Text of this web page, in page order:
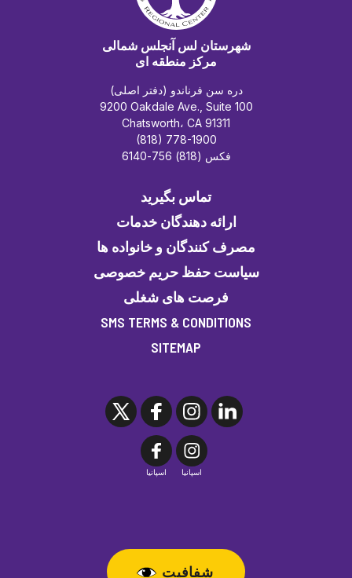
شهرستان لس آنجلس شمالی
مرکز منطقه ای
دره سن فرناندو (دفتر اصلی)
9200 Oakdale Ave., Suite 100
Chatsworth، CA 91311
(818) 778-1900
فکس (818) 756-6140
تماس بگیرید
ارائه دهندگان خدمات
مصرف کنندگان و خانواده ها
سیاست حفظ حریم خصوصی
فرصت های شغلی
SMS TERMS & CONDITIONS
SITEMAP
اسپانیا اسپانیا
شفافیت